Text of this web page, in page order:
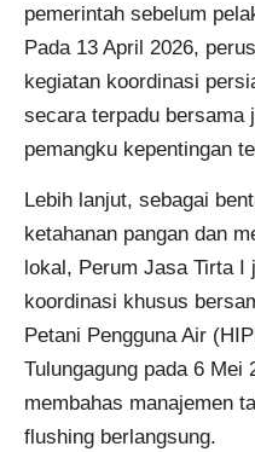
pemerintah sebelum
Pada 13 April 2026,
kegiatan koordinasi
secara terpadu bersama
pemangku kepentingan
Lebih lanjut, sebagai
ketahanan pangan dan
lokal, Perum Jasa Tirta I
koordinasi khusus
Petani Pengguna Air
Tulungagung pada 6 Mei
membahas manajemen
flushing berlangsung.